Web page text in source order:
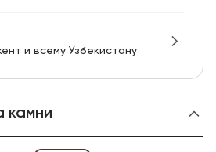
и всему Узбекистану
камни